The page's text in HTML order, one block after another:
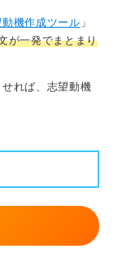
動機作成ツール 」
が一発でまとまり
れば、志望動機